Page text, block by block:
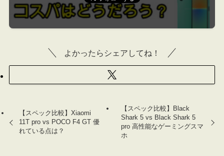
よかったらシェアしてね！
【スペック比較】Xiaomi
11T pro vs POCO F4 GT 優
れている点は？
【スペック比較】Black
Shark 5 vs Black Shark 5
pro 高性能なゲーミングスマ
ホ